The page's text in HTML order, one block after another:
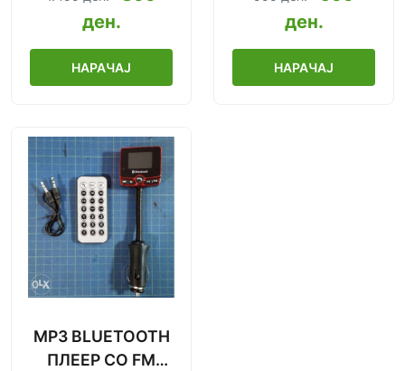
2019.Ново!
ден.
НАРАЧАЈ
УРЕД
ден.
НАРАЧАЈ
MP3 BLUETOOTH
ПЛЕЕР СО FM